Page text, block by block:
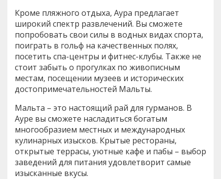
Кроме пляжного отдыха, Аура предлагает
широкий спектр развлечений. Вы сможете
попробовать свои силы в водных видах спорта,
поиграть в гольф на качественных полях,
посетить спа-центры и фитнес-клубы. Также не
стоит забыть о прогулках по живописным
местам, посещении музеев и исторических
достопримечательностей Мальты.
Мальта – это настоящий рай для гурманов. В
Ауре вы сможете насладиться богатым
многообразием местных и международных
кулинарных изысков. Крытые рестораны,
открытые террасы, уютные кафе и пабы – выбор
заведений для питания удовлетворит самые
изысканные вкусы.